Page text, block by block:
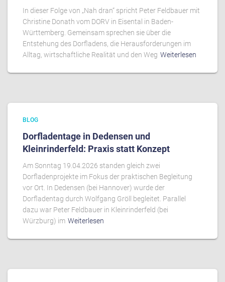
In dieser Folge von „Nah dran“ spricht Peter Feldbauer mit
Christine Donath vom DORV in Eisental in Baden-
Württemberg. Gemeinsam sprechen sie über die
Entstehung des Dorfladens, die Herausforderungen im
Alltag, wirtschaftliche Realität und den Weg Weiterlesen
BLOG
Dorfladentage in Dedensen und
Kleinrinderfeld: Praxis statt Konzept
Am Sonntag 19.04.2026 standen gleich zwei
Dorfladenprojekte im Fokus der praktischen Begleitung
vor Ort. In Dedensen (bei Hannover) wurde der
Dorfladentag durch Wolfgang Gröll begleitet. Parallel
dazu war Peter Feldbauer in Kleinrinderfeld (bei
Würzburg) im Weiterlesen